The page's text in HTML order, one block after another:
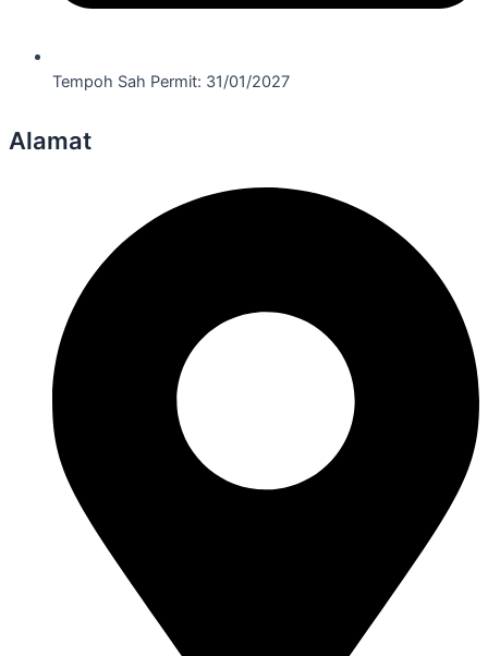
Tempoh Sah Permit: 31/01/2027
Alamat